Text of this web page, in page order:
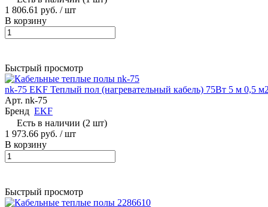
1 806.61 руб. / шт
В корзину
Быстрый просмотр
nk-75 EKF Теплый пол (нагревательный кабель) 75Вт 5 м 0,5 м2
Арт. nk-75
Бренд EKF
Есть в наличии (2 шт)
1 973.66 руб. / шт
В корзину
Быстрый просмотр